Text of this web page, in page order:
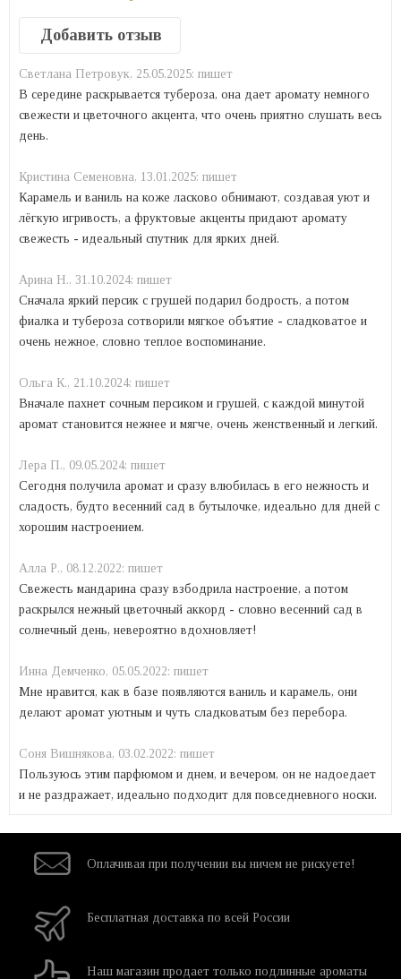
Добавить отзыв
Светлана Петровук, 25.05.2025: пишет
В середине раскрывается тубероза, она дает аромату немного
свежести и цветочного акцента, что очень приятно слушать весь
день.
Кристина Семеновна, 13.01.2025: пишет
Карамель и ваниль на коже ласково обнимают, создавая уют и
лёгкую игривость, а фруктовые акценты придают аромату
свежесть - идеальный спутник для ярких дней.
Арина Н., 31.10.2024: пишет
Сначала яркий персик с грушей подарил бодрость, а потом
фиалка и тубероза сотворили мягкое объятие - сладковатое и
очень нежное, словно теплое воспоминание.
Ольга К., 21.10.2024: пишет
Вначале пахнет сочным персиком и грушей, с каждой минутой
аромат становится нежнее и мягче, очень женственный и легкий.
Лера П., 09.05.2024: пишет
Сегодня получила аромат и сразу влюбилась в его нежность и
сладость, будто весенний сад в бутылочке, идеально для дней с
хорошим настроением.
Алла Р., 08.12.2022: пишет
Свежесть мандарина сразу взбодрила настроение, а потом
раскрылся нежный цветочный аккорд - словно весенний сад в
солнечный день, невероятно вдохновляет!
Инна Демченко, 05.05.2022: пишет
Мне нравится, как в базе появляются ваниль и карамель, они
делают аромат уютным и чуть сладковатым без перебора.
Соня Вишнякова, 03.02.2022: пишет
Пользуюсь этим парфюмом и днем, и вечером, он не надоедает
и не раздражает, идеально подходит для повседневного носки.
Оплачивая при получении вы ничем не рискуете!
Бесплатная доставка по всей России
Наш магазин продает только подлинные ароматы